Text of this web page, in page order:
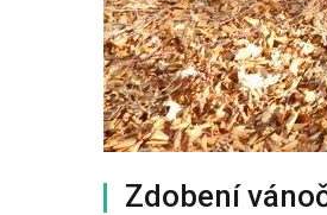
Zdobení